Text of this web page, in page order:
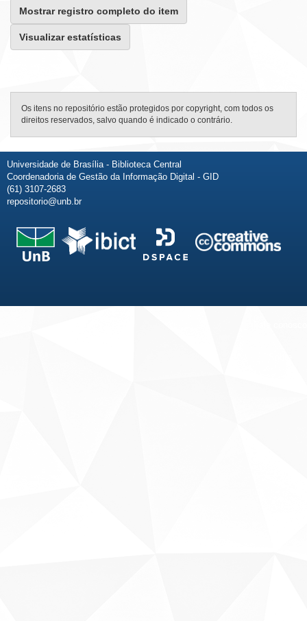
Mostrar registro completo do item
Visualizar estatísticas
Os itens no repositório estão protegidos por copyright, com todos os
direitos reservados, salvo quando é indicado o contrário.
Universidade de Brasília - Biblioteca Central
Coordenadoria de Gestão da Informação Digital - GID
(61) 3107-2683
repositorio@unb.br